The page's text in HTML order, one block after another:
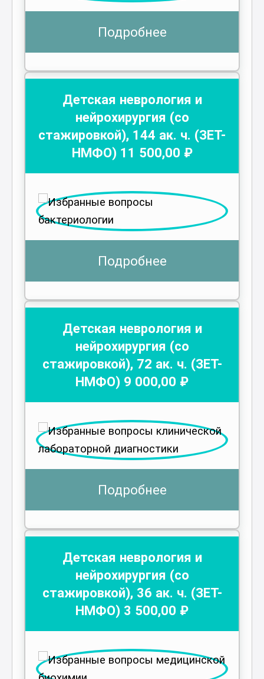
Подробнее
Детская неврология и
нейрохирургия (со
стажировкой), 144 ак. ч. (ЗЕТ-
НМФО) 11 500,00 ₽
Подробнее
Детская неврология и
нейрохирургия (со
стажировкой), 72 ак. ч. (ЗЕТ-
НМФО) 9 000,00 ₽
Подробнее
Детская неврология и
нейрохирургия (со
стажировкой), 36 ак. ч. (ЗЕТ-
НМФО) 3 500,00 ₽